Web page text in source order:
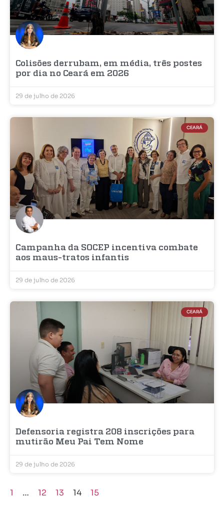
Colisões derrubam, em média, três postes
por dia no Ceará em 2026
29 de julho de 2026
CEARÁ
Campanha da SOCEP incentiva combate
aos maus-tratos infantis
29 de julho de 2026
CEARÁ
Defensoria registra 208 inscrições para
mutirão Meu Pai Tem Nome
29 de julho de 2026
1 … 12 13 14 15